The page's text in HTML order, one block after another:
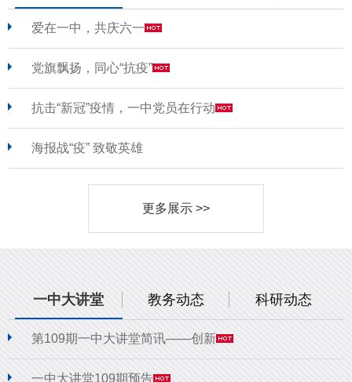
爱在一中，共庆六一
党旗飘扬，同心“抗疫”
抗击“新冠”疫情，一中党员在行动
海报战“疫” 致敬英雄
更多展示 >>
一中大讲堂 教务动态 科研动态
第109期一中大讲堂简讯——创新
一中大讲堂109期预告